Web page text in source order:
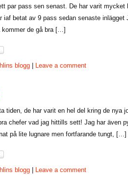
par pass sen senast. De har varit
iaf betat av 9 pass sedan senaste
kommer de gå bra […]
blogg Leave a comment
tiden, de har varit en hel del kring de nya
chefer vad jag hittills sett! Jag har även
på lite lugnare men fortfarande tungt, […]
blogg Leave a comment